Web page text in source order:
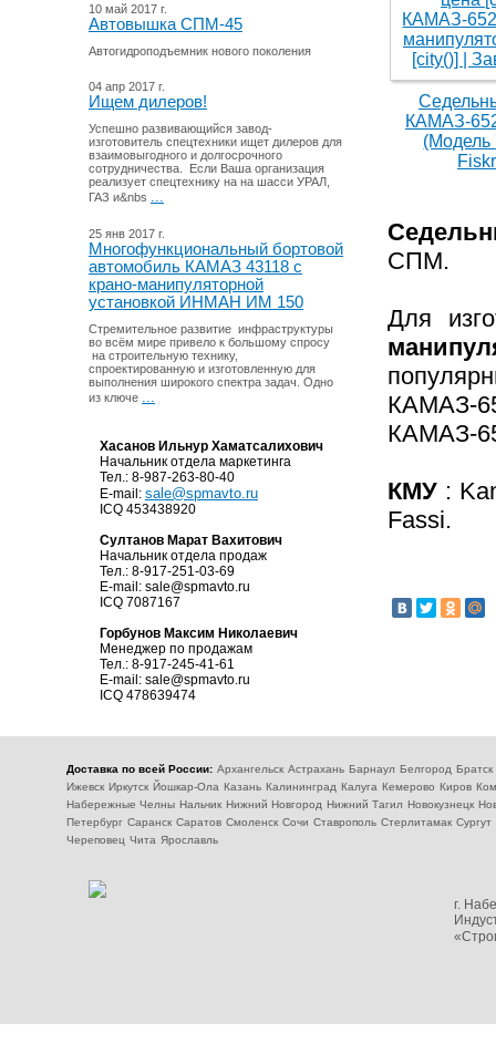
10 май 2017 г.
Автовышка СПМ-45
Автогидроподъемник нового поколения
04 апр 2017 г.
Ищем дилеров!
Успешно развивающийся завод-
изготовитель спецтехники ищет дилеров для
взаимовыгодного и долгосрочного
сотрудничества. Если Ваша организация
реализует спецтехнику на на шасси УРАЛ,
ГАЗ и&nbs
25 янв 2017 г.
Многофункциональный бортовой
автомобиль КАМАЗ 43118 с
крано-манипуляторной
установкой ИНМАН ИМ 150
Стремительное развитие инфраструктуры
во всём мире привело к большому спросу
на строительную технику,
спроектированную и изготовленную для
выполнения широкого спектра задач. Одно
из ключе
Хасанов Ильнур Хаматсалихович
Начальник отдела маркетинга
Тел.: 8-987-263-80-40
E-mail: sale@spmavto.ru
ICQ 453438920
Султанов Марат Вахитович
Начальник отдела продаж
Тел.: 8-917-251-03-69
E-mail: sale@spmavto.ru
ICQ 7087167
Горбунов Максим Николаевич
Менеджер по продажам
Тел.: 8-917-245-41-61
E-mail: sale@spmavto.ru
ICQ 478639474
КАМАЗ-
(Модель
СПМ.
Для
КАМАЗ-
КАМАЗ-
КМУ :
Fassi.
Доставка по всей России: Архангельск Астрахань Барнаул Белгород Братск
Ижевск Иркутск Йошкар-Ола Казань Калининград Калуга Кемерово Киров
Набережные Челны Нальчик Нижний Новгород Нижний Тагил Новокузнецк
Петербург Саранск Саратов Смоленск Сочи Ставрополь Стерлитамак Сургут
Череповец Чита Ярославль
г.